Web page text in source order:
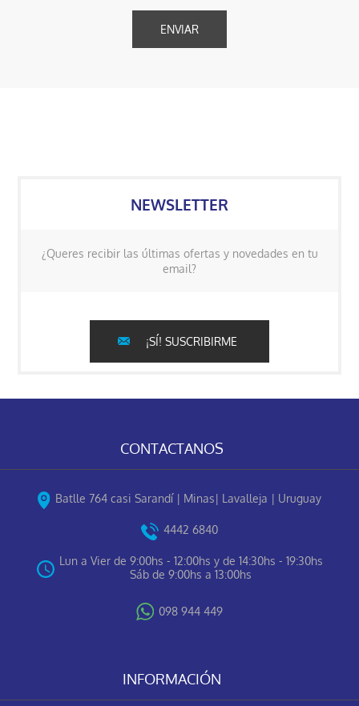
NEWSLETTER
¿Queres recibir las últimas ofertas y novedades en tu
email?
¡SÍ! SUSCRIBIRME
CONTACTANOS
Batlle 764 casi Sarandí | Minas| Lavalleja | Uruguay
4442 6840
Lun a Vier de 9:00hs - 12:00hs y de 14:30hs - 19:30hs
Sáb de 9:00hs a 13:00hs
098 944 449
INFORMACIÓN